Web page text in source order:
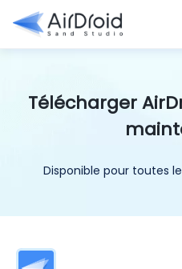
Télécharger
Disponible pour toutes